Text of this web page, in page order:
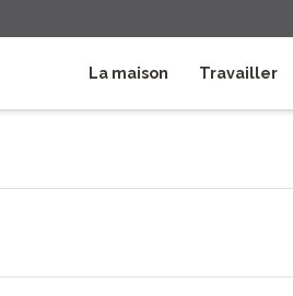
La maison Travailler